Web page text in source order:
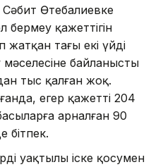
Сәбит Өтебалиевке
қажеттігін
тағы екі үйдің
байланысты
тыс қалған жоқ.
егер қажетті 204
арналған 90
бітпек.
уақтылы іске қосумен